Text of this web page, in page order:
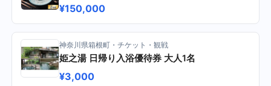
¥150,000
神奈川県箱根町・チケット・観戦
姫之湯 日帰り入浴優待券 大人1名
¥3,000